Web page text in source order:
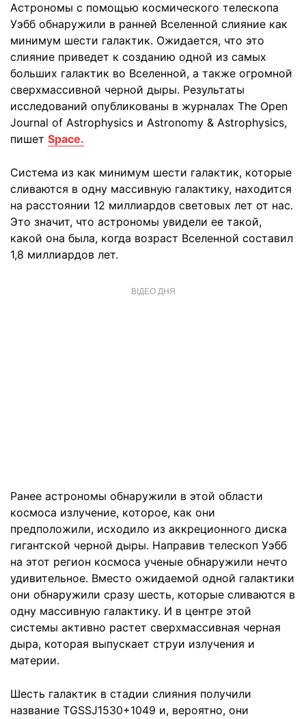
Астрономы с помощью космического телескопа
Уэбб обнаружили в ранней Вселенной слияние как
минимум шести галактик. Ожидается, что это
слияние приведет к созданию одной из самых
больших галактик во Вселенной, а также огромной
сверхмассивной черной дыры. Результаты
исследований опубликованы в журналах The Open
Journal of Astrophysics и Astronomy & Astrophysics,
пишет Space.
Система из как минимум шести галактик, которые
сливаются в одну массивную галактику, находится
на расстоянии 12 миллиардов световых лет от нас.
Это значит, что астрономы увидели ее такой,
какой она была, когда возраст Вселенной составил
1,8 миллиардов лет.
ВІДЕО ДНЯ
Ранее астрономы обнаружили в этой области
космоса излучение, которое, как они
предположили, исходило из аккреционного диска
гигантской черной дыры. Направив телескоп Уэбб
на этот регион космоса ученые обнаружили нечто
удивительное. Вместо ожидаемой одной галактики
они обнаружили сразу шесть, которые сливаются в
одну массивную галактику. И в центре этой
системы активно растет сверхмассивная черная
дыра, которая выпускает струи излучения и
материи.
Шесть галактик в стадии слияния получили
название TGSSJ1530+1049 и, вероятно, они